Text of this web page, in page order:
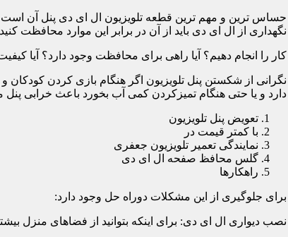
حساس ترین و مهم ترین قطعه تلویزیون ال ای دی پنل آن است
نگهداری از ال ای دی باید از آن در برابر این موارد محافظت
کار را انجام دهیم؟ آیا راهی برای محافظت وجود دارد؟ آیا
نگرانی از شکستن پنل تلویزیون اگر هنگام بازی کردن کودکان
دارد و یا حتی هنگام تمیزکردن کمی آب بخورد باعث خرابی
تعویض پنل تلویزیون
با کمتر قیمت در
نمایندگی تعمیر تلویزیون جعفری
گلس محافظ صفحه ال ای دی
راهکارها
برای جلوگیری از این مشکلات دوراه حل وجود دارد:
نصب دیواری ال ای دی: برای اینکه بتوانید از فضاهای منزل